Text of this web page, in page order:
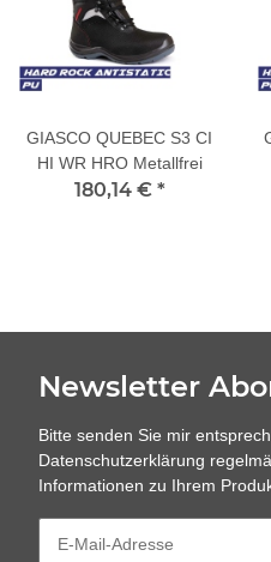
GIASCO QUEBEC S3 CI
HI WR HRO Metallfrei
180,14 € *
Newsletter
Bitte senden Sie mir
Datenschutzerklärung
Informationen zu Ihrem